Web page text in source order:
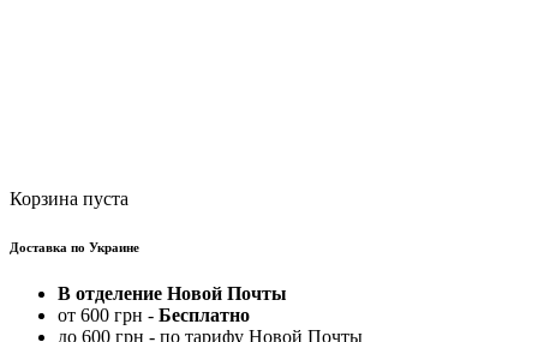
Корзина пуста
Доставка по Украине
В отделение Новой Почты
от 600 грн - Бесплатно
до 600 грн - по тарифу Новой Почты